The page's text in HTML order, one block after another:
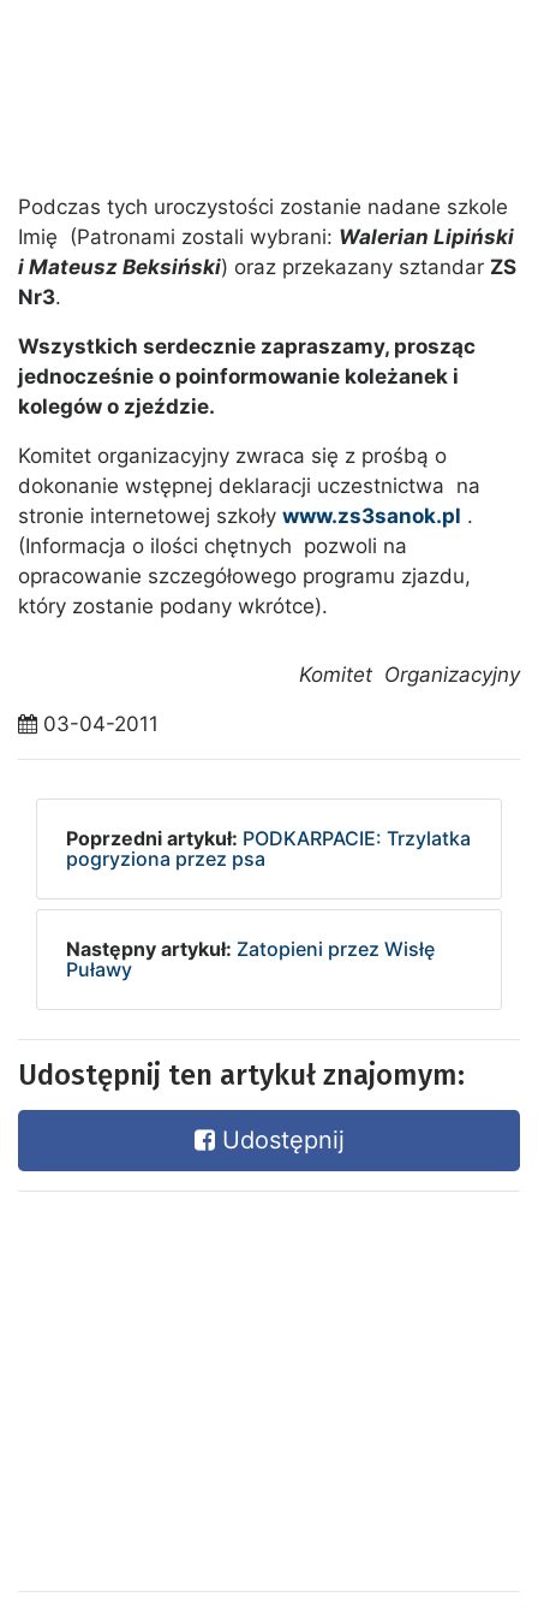
Podczas tych uroczystości zostanie nadane szkole
Imię (Patronami zostali wybrani: Walerian Lipiński
i Mateusz Beksiński) oraz przekazany sztandar ZS
Nr3.
Wszystkich serdecznie zapraszamy, prosząc
jednocześnie o poinformowanie koleżanek i
kolegów o zjeździe.
Komitet organizacyjny zwraca się z prośbą o
dokonanie wstępnej deklaracji uczestnictwa na
stronie internetowej szkoły www.zs3sanok.pl .
(Informacja o ilości chętnych pozwoli na
opracowanie szczegółowego programu zjazdu,
który zostanie podany wkrótce).
Komitet Organizacyjny
03-04-2011
Poprzedni artykuł: PODKARPACIE: Trzylatka
pogryziona przez psa
Następny artykuł: Zatopieni przez Wisłę
Puławy
Udostępnij ten artykuł znajomym:
Udostępnij